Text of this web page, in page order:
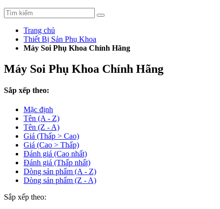
Trang chủ
Thiết Bị Sản Phụ Khoa
Máy Soi Phụ Khoa Chính Hãng
Máy Soi Phụ Khoa Chính Hãng
Sắp xếp theo:
Mặc định
Tên (A - Z)
Tên (Z - A)
Giá (Thấp > Cao)
Giá (Cao > Thấp)
Đánh giá (Cao nhất)
Đánh giá (Thấp nhất)
Dòng sản phẩm (A - Z)
Dòng sản phẩm (Z - A)
Sắp xếp theo: